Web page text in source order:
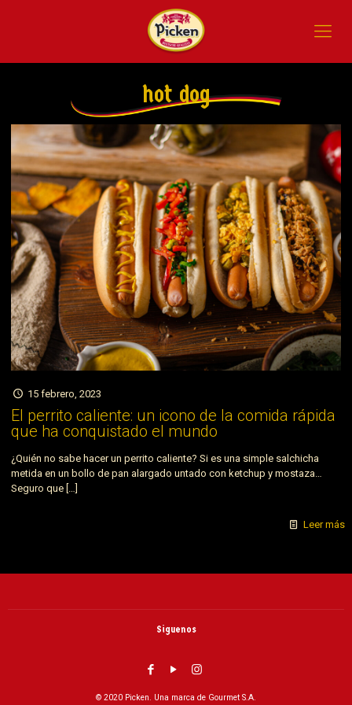
hot dog
15 febrero, 2023
El perrito caliente: un icono de la comida rápida
que ha conquistado el mundo
¿Quién no sabe hacer un perrito caliente? Si es una simple salchicha
metida en un bollo de pan alargado untado con ketchup y mostaza…
Seguro que […]
Leer más
Siguenos
© 2020 Picken. Una marca de Gourmet S.A.